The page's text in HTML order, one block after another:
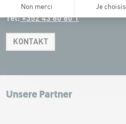
Tel:+352 43 60 60 1
KONTAKT
+
−
Leaflet|Map tiles by Carto, under CC BY 3.0.
Unsere Partner